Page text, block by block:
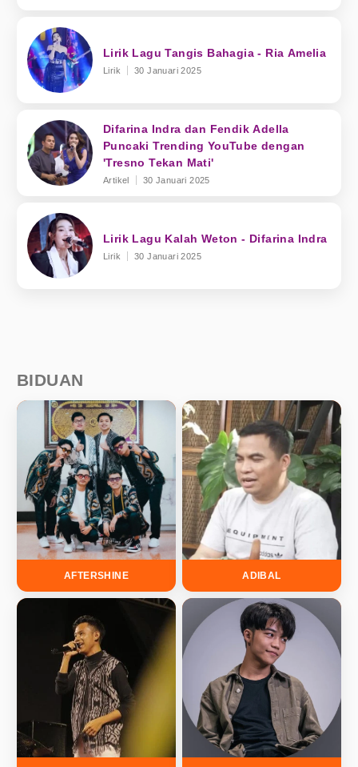
Lirik Lagu Tangis Bahagia - Ria Amelia
Lirik 30 Januari 2025
Difarina Indra dan Fendik Adella
Puncaki Trending YouTube dengan
'Tresno Tekan Mati'
Artikel 30 Januari 2025
Lirik Lagu Kalah Weton - Difarina Indra
Lirik 30 Januari 2025
BIDUAN
AFTERSHINE ADIBAL